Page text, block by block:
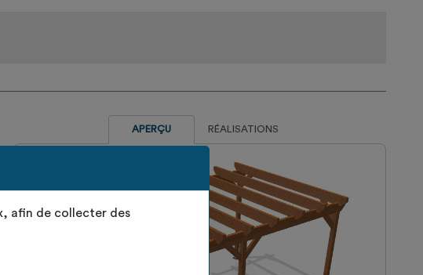
afin de collecter des
APERÇU RÉALISATIONS